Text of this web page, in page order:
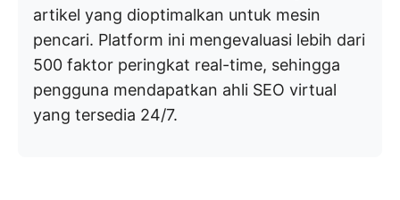
artikel yang dioptimalkan untuk mesin
pencari. Platform ini mengevaluasi lebih dari
500 faktor peringkat real-time, sehingga
pengguna mendapatkan ahli SEO virtual
yang tersedia 24/7.